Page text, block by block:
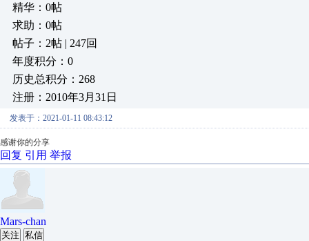
精华：0帖
求助：0帖
帖子：2帖 | 247回
年度积分：0
历史总积分：268
注册：2010年3月31日
发表于：2021-01-11 08:43:12
感谢你的分享
回复 引用 举报
Mars-chan
关注 私信